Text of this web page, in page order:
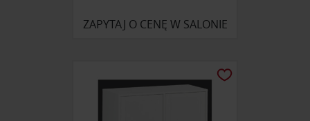
ZAPYTAJ O CENĘ W SALONIE